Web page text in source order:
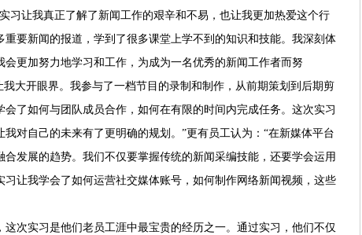
习让我真正了解了新闻工作的艰辛和不易，也让我更加热爱这个行
要新闻的报道，学到了很多课堂上学不到的知识和技能。我深刻体
更加努力地学习和工作，为成为一名优秀的新闻工作者而努
大开眼界。我参与了一档节目的录制和制作，从前期策划到后期剪
了如何与团队成员合作，如何在有限的时间内完成任务。这次实习
对自己的未来有了更明确的规划。”更有员工认为：“在新媒体平台
发展的趋势。我们不仅要掌握传统的新闻采编技能，还要学会运用
让我学会了如何运营社交媒体账号，如何制作网络新闻视频，这些
次实习是他们老员工涯中最宝贵的经历之一。通过实习，他们不仅